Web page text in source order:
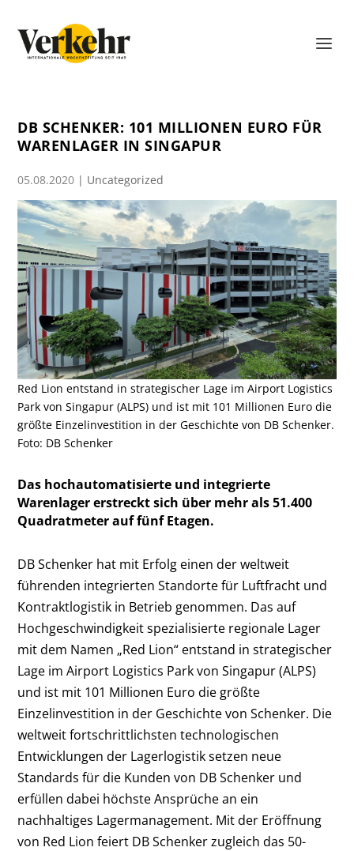
DB SCHENKER: 101 MILLIONEN EURO FÜR
WARENLAGER IN SINGAPUR
05.08.2020 | Uncategorized
Red Lion entstand in strategischer Lage im Airport Logistics
Park von Singapur (ALPS) und ist mit 101 Millionen Euro die
größte Einzelinvestition in der Geschichte von DB Schenker.
Foto: DB Schenker
Das hochautomatisierte und integrierte
Warenlager erstreckt sich über mehr als 51.400
Quadratmeter auf fünf Etagen.
DB Schenker hat mit Erfolg einen der weltweit
führenden integrierten Standorte für Luftfracht und
Kontraktlogistik in Betrieb genommen. Das auf
Hochgeschwindigkeit spezialisierte regionale Lager
mit dem Namen „Red Lion“ entstand in strategischer
Lage im Airport Logistics Park von Singapur (ALPS)
und ist mit 101 Millionen Euro die größte
Einzelinvestition in der Geschichte von Schenker. Die
weltweit fortschrittlichsten technologischen
Entwicklungen der Lagerlogistik setzen neue
Standards für die Kunden von DB Schenker und
erfüllen dabei höchste Ansprüche an ein
nachhaltiges Lagermanagement. Mit der Eröffnung
von Red Lion feiert DB Schenker zugleich das 50-